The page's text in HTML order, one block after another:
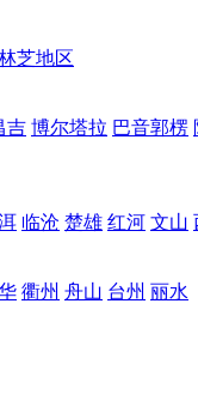
芝地区
吉 博尔塔拉 巴音郭楞
临沧 楚雄 红河 文山
衢州 舟山 台州 丽水